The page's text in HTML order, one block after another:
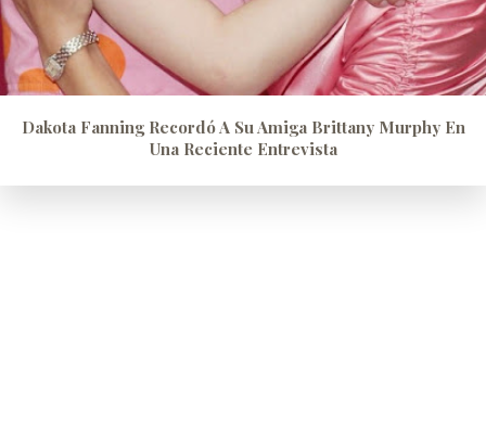
Dakota Fanning Recordó A Su Amiga Brittany Murphy En
Una Reciente Entrevista